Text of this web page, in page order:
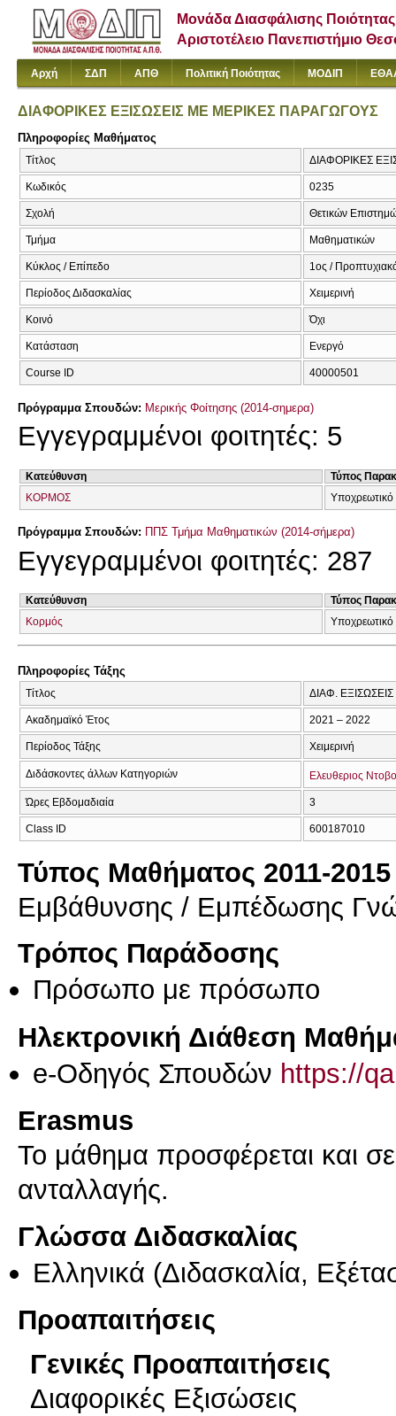
Μονάδα Διασφάλισης Ποιότητας
Αριστοτέλειο Πανεπιστήμιο
Αρχή ΣΔΠ ΑΠΘ Πολιτική Ποιότητας ΜΟΔΙΠ
ΔΙΑΦΟΡΙΚΕΣ ΕΞΙΣΩΣΕΙΣ ΜΕ ΜΕΡΙΚΕΣ ΠΑΡΑΓΩΓΟΥΣ
Πληροφορίες Μαθήματος
Τίτλος ΔΙΑΦΟΡΙΚΕΣ
Κωδικός 0235
Σχολή Θετικών
Τμήμα Μαθηματικών
Κύκλος / Επίπεδο 1ος /
Περίοδος Διδασκαλίας Χειμερινή
Κοινό Όχι
Κατάσταση Ενεργό
Course ID 40000501
Πρόγραμμα Σπουδών: Μερικής Φοίτησης (2014-σημερα)
Εγγεγραμμένοι φοιτητές: 5
Κατεύθυνση
Τύπος
ΚΟΡΜΟΣ
Πρόγραμμα Σπουδών: ΠΠΣ Τμήμα Μαθηματικών (2014-σήμερα)
Εγγεγραμμένοι φοιτητές: 287
Κατεύθυνση
Τύπος
Κορμός
Πληροφορίες Τάξης
Τίτλος ΔΙΑΦ.
Ακαδημαϊκό Έτος 2021 – 2022
Περίοδος Τάξης Χειμερινή
Διδάσκοντες άλλων Κατηγοριών Ελευθεριος
Ώρες Εβδομαδιαία 3
Class ID 600187010
Τύπος Μαθήματος 2011-2015
Εμβάθυνσης / Εμπέδωσης
Τρόπος Παράδοσης
Πρόσωπο με πρόσωπο
Ηλεκτρονική Διάθεση
e-Οδηγός Σπουδών https://
Erasmus
Το μάθημα προσφέρεται και
ανταλλαγής.
Γλώσσα Διδασκαλίας
Ελληνικά (Διδασκαλία,
Προαπαιτήσεις
Γενικές Προαπαιτήσεις
Διαφορικές Εξισώσεις